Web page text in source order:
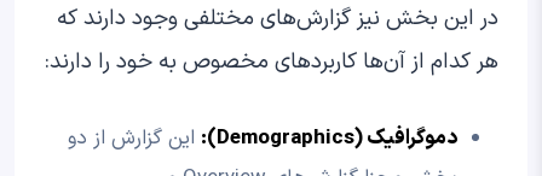
در این بخش نیز گزارش‌های مختلفی وجود دارند که
هر کدام از آن‌ها کاربردهای مخصوص به خود را دارند:
دموگرافیک (Demographics
): این گزارش از دو